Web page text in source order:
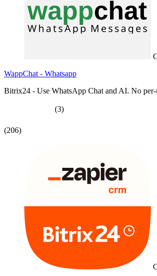
WappChat - Whatsapp
Bitrix24 - Use WhatsApp Chat and AI. No per-
(3)
(206)